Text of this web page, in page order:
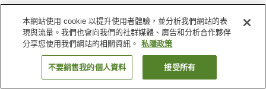
本網站使用 cookie 以提升使用者體驗，並分析我們網站的表
現與流量。我們也會向我們的社群媒體、廣告和分析合作夥伴
分享您使用我們網站的相關資訊。
私隱政策
不要銷售我的個人資料 接受所有